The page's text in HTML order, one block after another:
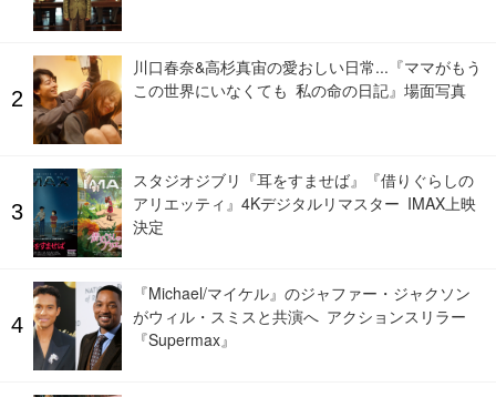
川口春奈&高杉真宙の愛おしい日常...『ママがもう
この世界にいなくても 私の命の日記』場面写真
スタジオジブリ『耳をすませば』『借りぐらしの
アリエッティ』4Kデジタルリマスター IMAX上映
決定
『Michael/マイケル』のジャファー・ジャクソン
がウィル・スミスと共演へ アクションスリラー
『Supermax』